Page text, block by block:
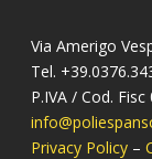
Via Amerigo
Tel.
P.IVA / Cod.
Privacy Policy –